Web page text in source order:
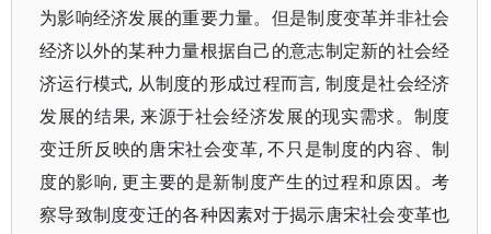
为影响经济发展的重要力量。但是制度变革并非社会
经济以外的某种力量根据自己的意志制定新的社会经
济运行模式, 从制度的形成过程而言, 制度是社会经济
发展的结果, 来源于社会经济发展的现实需求。制度
变迁所反映的唐宋社会变革, 不只是制度的内容、制
度的影响, 更主要的是新制度产生的过程和原因。考
察导致制度变迁的各种因素对于揭示唐宋社会变革也